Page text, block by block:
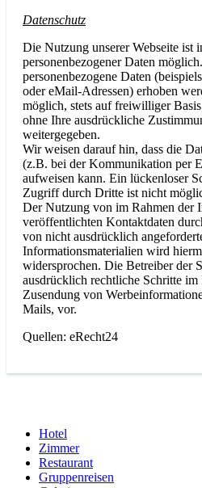
Datenschutz
Die Nutzung unserer Webseite ist
personenbezogener Daten
personenbezogene Daten
oder eMail-Adressen) erhoben
möglich, stets auf freiwilliger
ohne Ihre ausdrückliche
weitergegeben.
Wir weisen darauf hin, dass die
(z.B. bei der Kommunikation per
aufweisen kann. Ein lückenloser
Zugriff durch Dritte ist nicht
Der Nutzung von im Rahmen der
veröffentlichten Kontaktdaten
von nicht ausdrücklich
Informationsmaterialien wird
widersprochen. Die Betreiber der
ausdrücklich rechtliche Schritte im
Zusendung von
Mails, vor.
Quellen: eRecht24
Hotel
Zimmer
Restaurant
Gruppenreisen